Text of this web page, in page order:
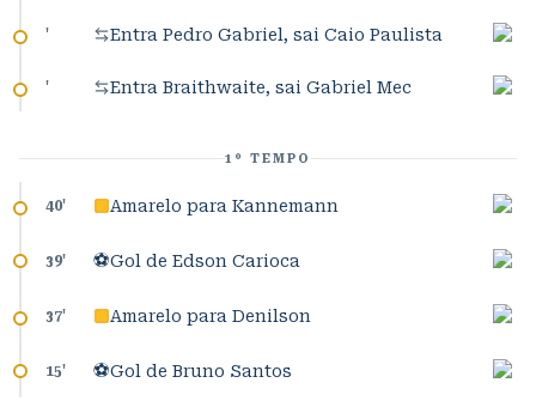
' Entra Pedro Gabriel, sai Caio Paulista
' Entra Braithwaite, sai Gabriel Mec
1º TEMPO
40' Amarelo para Kannemann
39' ⚽Gol de Edson Carioca
37' Amarelo para Denilson
15' ⚽Gol de Bruno Santos